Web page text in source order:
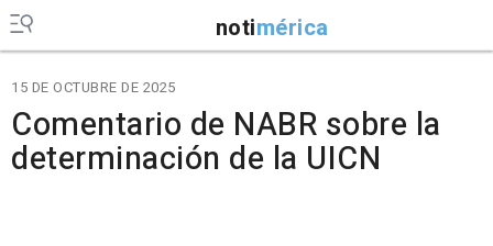
notimérica
15 DE OCTUBRE DE 2025
Comentario de NABR sobre la
determinación de la UICN